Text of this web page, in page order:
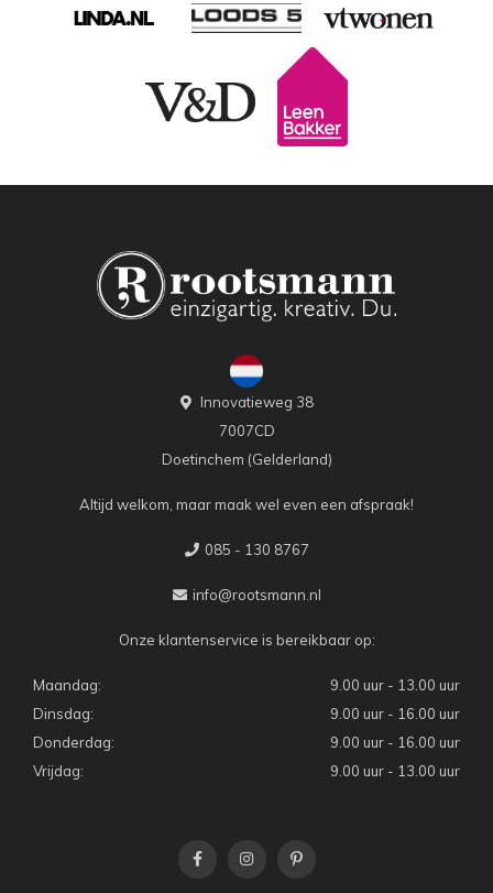
Innovatieweg 38
7007CD
Doetinchem (Gelderland)
Altijd welkom, maar maak wel even een afspraak!
085 - 130 8767
info@rootsmann.nl
Onze klantenservice is bereikbaar op:
Maandag:
9.00 uur - 13.00 uur
Dinsdag:
9.00 uur - 16.00 uur
Donderdag:
9.00 uur - 16.00 uur
Vrijdag:
9.00 uur - 13.00 uur